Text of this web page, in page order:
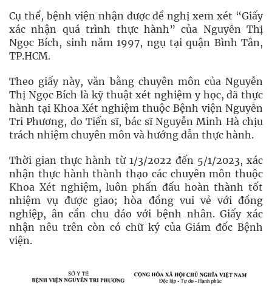
Cụ thể, bệnh viện nhận được đề nghị xem xét “Giấy
xác nhận quá trình thực hành” của Nguyễn Thị
Ngọc Bích, sinh năm 1997, ngụ tại quận Bình Tân,
TP.HCM.
Theo giấy này, văn bằng chuyên môn của Nguyễn
Thị Ngọc Bích là kỹ thuật xét nghiệm y học, đã thực
hành tại Khoa Xét nghiệm thuộc Bệnh viện Nguyễn
Tri Phương, do Tiến sĩ, bác sĩ Nguyễn Minh Hà chịu
trách nhiệm chuyên môn và hướng dẫn thực hành.
Thời gian thực hành từ 1/3/2022 đến 5/1/2023, xác
nhận thực hành thành thạo các chuyên môn thuộc
Khoa Xét nghiệm, luôn phấn đấu hoàn thành tốt
nhiệm vụ được giao; hòa đồng vui vẻ với đồng
nghiệp, ân cần chu đáo với bệnh nhân. Giấy xác
nhận nêu trên còn có chữ ký của Giám đốc Bệnh
viện.